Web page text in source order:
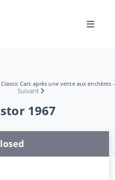
Cars après une vente aux enchères -
Suivant
1967